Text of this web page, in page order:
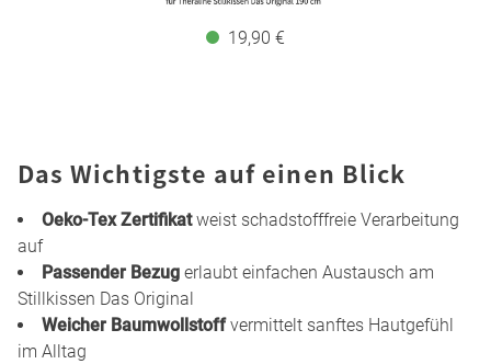
19,90 €
Das Wichtigste auf einen Blick
Oeko-Tex Zertifikatweist schadstofffreie Verarbeitung
auf
Passender Bezug erlaubt einfachen Austausch am
Stillkissen Das Original
Weicher Baumwollstoffvermittelt sanftes Hautgefühl
im Alltag